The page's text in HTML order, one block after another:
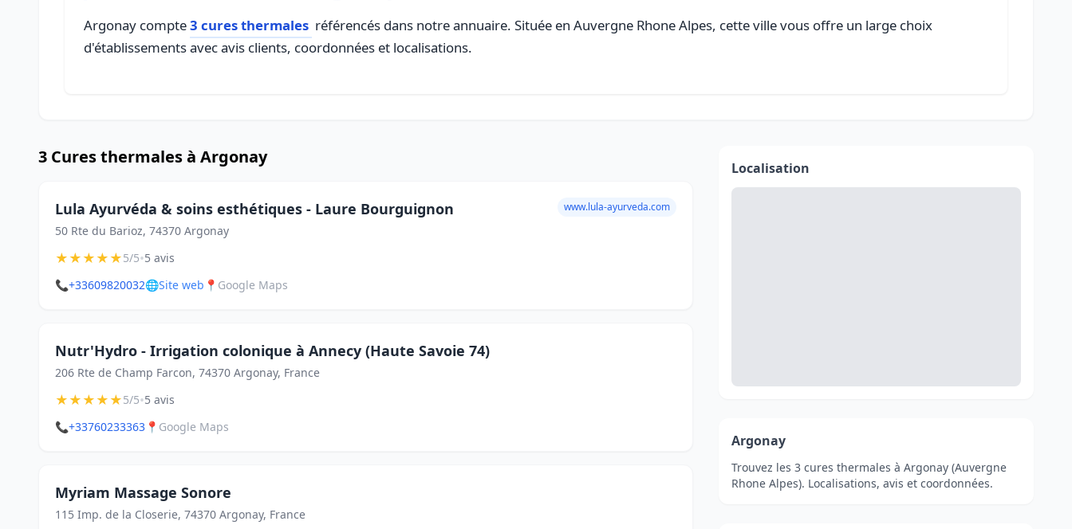
Argonay compte3 cures thermales référencés dans notre annuaire. Située en Auvergne Rhone Alpes, cette ville vous offre un large choix
d'établissements avec avis clients, coordonnées et localisations.
3 Cures thermales à Argonay
Lula Ayurvéda & soins esthétiques - Laure Bourguignon
50 Rte du Barioz, 74370 Argonay
www.lula-ayurveda.com
★★★★★5/5•5 avis
📞+33609820032🌐Site web 📍 Google Maps
Nutr'Hydro - Irrigation colonique à Annecy (Haute Savoie 74)
206 Rte de Champ Farcon, 74370 Argonay, France
★★★★★5/5•5 avis
📞+33760233363 📍 Google Maps
Myriam Massage Sonore
115 Imp. de la Closerie, 74370 Argonay, France
Localisation
Argonay
Trouvez les 3 cures thermales à Argonay (Auvergne
Rhone Alpes). Localisations, avis et coordonnées.